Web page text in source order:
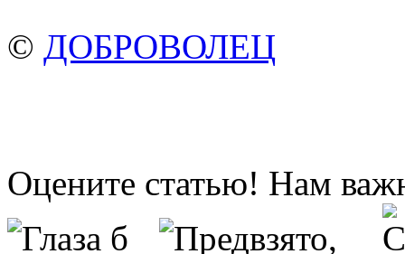
© ДОБРОВОЛЕЦ
Оцените статью! Нам